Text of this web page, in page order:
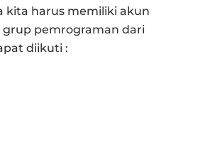
kita harus memiliki akun
pemrograman dari
diikuti :